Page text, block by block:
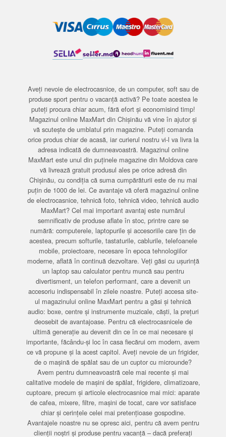
Aveți nevoie de electrocasnice, de un computer, soft sau de
produse sport pentru o vacanță activă? Pe toate acestea le
puteți procura chiar acum, fără efort și economisind timp!
Magazinul online MaxMart din Chișinău vă vine în ajutor și
vă scutește de umblatul prin magazine. Puteți comanda
orice produs chiar de acasă, iar curierul nostru vi-l va livra la
adresa indicată de dumneavoastră. Magazinul online
MaxMart este unul din puținele magazine din Moldova care
vă livrează gratuit produsul ales pe orice adresă din
Chișinău, cu condiția că suma cumpărăturii este de nu mai
puțin de 1000 de lei. Ce avantaje vă oferă magazinul online
de electrocasnice, tehnică foto, tehnică video, tehnică audio
MaxMart? Cel mai important avantaj este numărul
semnificativ de produse aflate în stoc, printre care se
numără: computerele, laptopurile și accesoriile care țin de
acestea, precum softurile, tastaturile, cablurile, telefoanele
mobile, proiectoare, necesare în epoca tehnologiilor
moderne, aflată în continuă dezvoltare. Veți găsi cu ușurință
un laptop sau calculator pentru muncă sau pentru
divertisment, un telefon performant, care a devenit un
accesoriu indispensabil în zilele noastre. Puteți accesa site-
ul magazinului online MaxMart pentru a găsi și tehnică
audio: boxe, centre și instrumente muzicale, căști, la prețuri
deosebit de avantajoase. Pentru că electrocasnicele de
ultimă generație au devenit din ce în ce mai necesare și
importante, făcându-și loc în casa fiecărui om modern, avem
ce vă propune și la acest capitol. Aveți nevoie de un frigider,
de o mașină de spălat sau de un cuptor cu microunde?
Avem pentru dumneavoastră cele mai recente și mai
calitative modele de mașini de spălat, frigidere, climatizoare,
cuptoare, precum și articole electrocasnice mai mici: aparate
de cafea, mixere, filtre, mașini de tocat, care vor satisface
chiar și cerințele celei mai pretențioase gospodine.
Avantajele noastre nu se opresc aici, pentru că avem pentru
clienții noștri și produse pentru vacanță – dacă preferați